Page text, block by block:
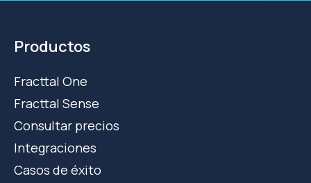
Productos
Fracttal One
Fracttal Sense
Consultar precios
Integraciones
Casos de éxito